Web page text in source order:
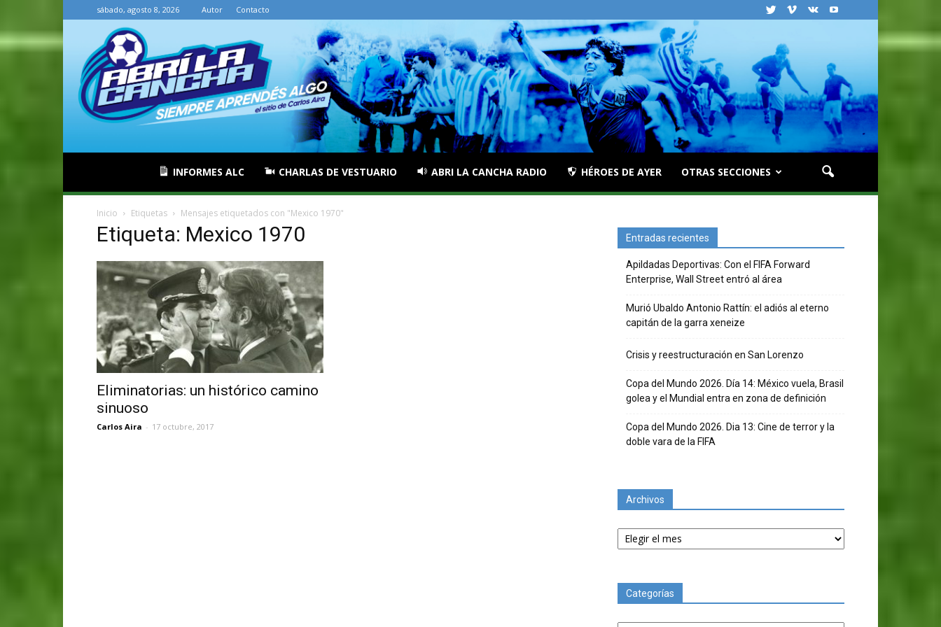
sábado, agosto 8, 2026 Autor Contacto
INFORMES ALC CHARLAS DE VESTUARIO ABRI LA CANCHA RADIO HÉROES DE AYER OTRAS SECCIONES
Inicio Etiquetas Mensajes etiquetados con "Mexico 1970"
Etiqueta: Mexico 1970
Eliminatorias: un histórico camino
sinuoso
Carlos Aira - 17 octubre, 2017
Entradas recientes
Apildadas Deportivas: Con el FIFA Forward
Enterprise, Wall Street entró al área
Murió Ubaldo Antonio Rattín: el adiós al eterno
capitán de la garra xeneize
Crisis y reestructuración en San Lorenzo
Copa del Mundo 2026. Día 14: México vuela, Brasil
golea y el Mundial entra en zona de definición
Copa del Mundo 2026. Dia 13: Cine de terror y la
doble vara de la FIFA
Archivos
Archivos
Categorías
Categorías